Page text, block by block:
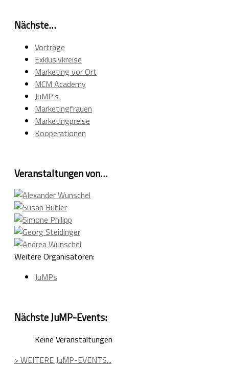
Nächste…
Vorträge
Exklusivkreise
Marketing vor Ort
MCM Academy
JuMP's
Marketingfrauen
Marketingpreise
Kooperationen
Veranstaltungen von…
Weitere Organisatoren:
JuMPs
Nächste JuMP-Events:
Keine Veranstaltungen
> WEITERE JuMP-EVENTS...